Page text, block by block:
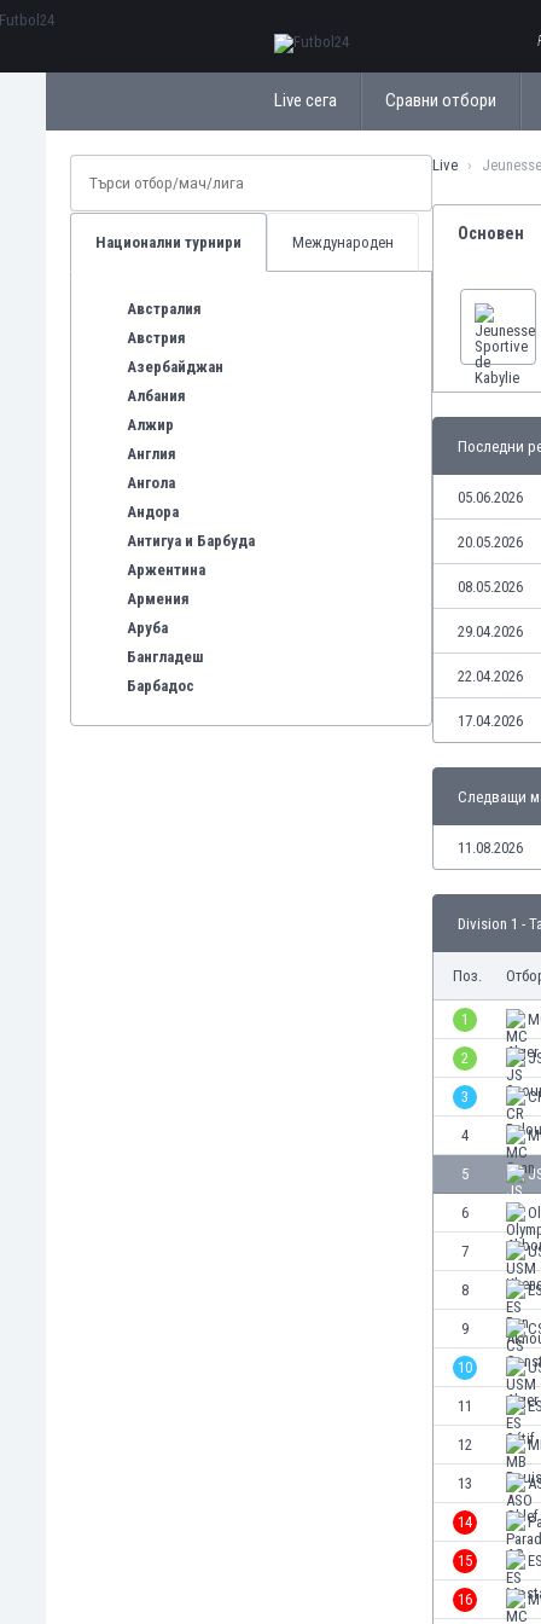
Live сега Сравни отбори
Национални турнири Международен
Австралия
Австрия
Азербайджан
Албания
Алжир
Англия
Ангола
Андора
Антигуа и Барбуда
Аржентина
Армения
Аруба
Бангладеш
Барбадос
Live
Основен
Последни
05.06.2026
20.05.2026
08.05.2026
29.04.2026
22.04.2026
17.04.2026
Следващи
11.08.2026
Division 1 -
Поз.
1
2
3
4
5
6
7
8
9
10
11
12
13
14
15
16